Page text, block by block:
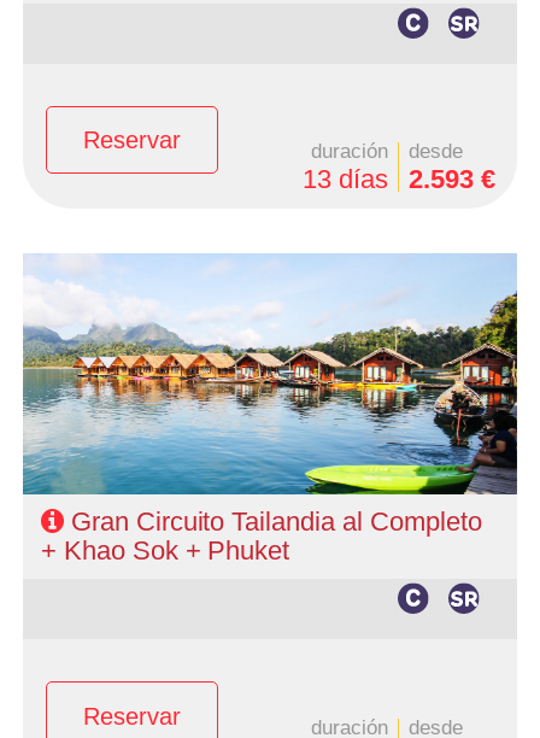
Reservar duración
13 días
desde
2.593 €
- Salidas: Martes.
- Ruta: Bangkok 3 noches, 6 noches de circuito, 2 noches
en Khao Sok y 2 noches (ampliables) en Phuket.
- Categoría hotelera: A elección del cliente.
- Régimen: AD en Bangkok, MP en circuito, PC en Khao
Sok y según elección en Phuket.
- Khao Sok con guía en Inglés
Gran Circuito Tailandia al Completo
+ Khao Sok + Phuket
Reservar duración desde